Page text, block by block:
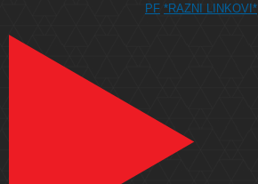
PF *RAZNI LINKOVI*